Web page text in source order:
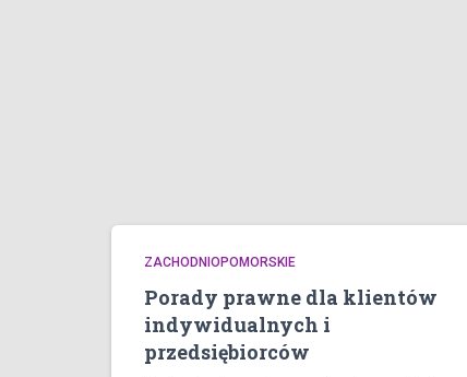
ZACHODNIOPOMORSKIE
Porady prawne dla klientów
indywidualnych i
przedsiębiorców